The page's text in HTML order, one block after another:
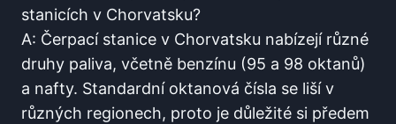
stanicích v Chorvatsku?
A: Čerpací stanice v Chorvatsku nabízejí⁤ různé
druhy ​paliva, včetně benzínu (95 a​ 98 oktanů)
⁣a‍ nafty. Standardní oktanová čísla se liší v
různých ‌regionech, proto je ⁢důležité si předem